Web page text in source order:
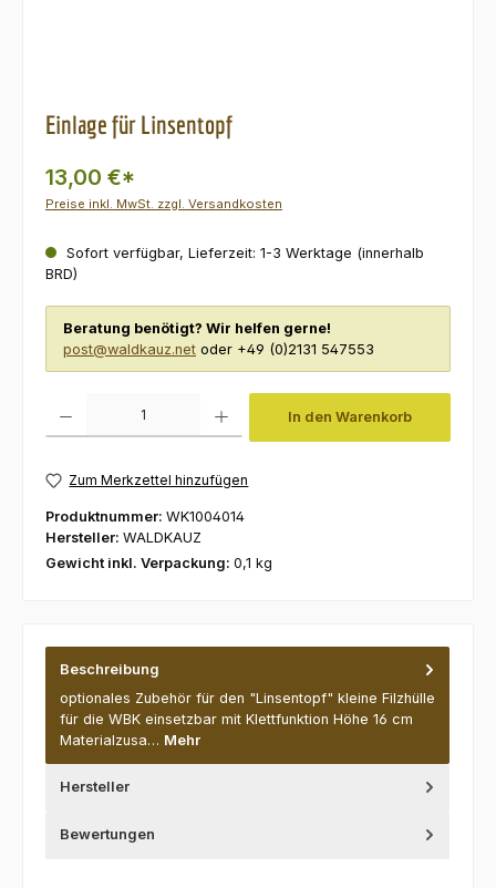
Einlage für Linsentopf
13,00 €*
Preise inkl. MwSt. zzgl. Versandkosten
Sofort verfügbar, Lieferzeit: 1-3 Werktage (innerhalb
BRD)
Beratung benötigt? Wir helfen gerne!
post@waldkauz.net oder +49 (0)2131 547553
In den Warenkorb
Zum Merkzettel hinzufügen
Produktnummer: WK1004014
Hersteller: WALDKAUZ
Gewicht inkl. Verpackung: 0,1 kg
Beschreibung
optionales Zubehör für den "Linsentopf" kleine Filzhülle
für die WBK einsetzbar mit Klettfunktion Höhe 16 cm
Materialzusa… Mehr
Hersteller
Bewertungen